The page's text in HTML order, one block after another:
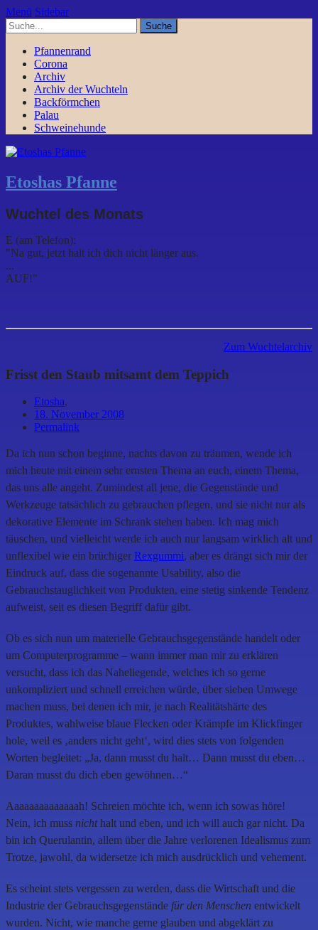
Menü Sidebar
Pfannenrand
Corona
Archiv
Archiv der Wuchteln
Backförmchen
Palau
Schweinehunde
Etoshas Pfanne
Wuchtel des Monats
E (am Telefon):
"Na gut, jetzt halt ich dich nicht länger aus.
...
AUF!"
Zum Wuchtelarchiv
Frisst den Staub mitsamt dem Teppich
Etosha,
18. November 2008
Permalink
Da ich nun schon beginne, nachts davon zu träumen, wende ich
mich heute mit einem sehr ernsten Thema an euch, einem Thema,
das uns alle angeht. Zumindest all jene, die Gegenstände und
Werkzeuge tatsächlich zu gebrauchen pflegen, und sie nicht nur als
dekorative Elemente im Schrank stehen haben. Ich mag mich
täuschen, und vielleicht werde ich auch nur langsam wirklich alt und
unflexibel wie ein brüchiger Rexgummi, aber es drängt sich mir der
Eindruck auf, dass die sogenannte Usability, also die
Gebrauchstauglichkeit von Produkten, eine stetig sinkende Tendenz
aufweist, seit es diesen Begriff dafür gibt.
Ob es sich nun um materielle Gebrauchsgegenstände handelt oder
um Computerprogramme – wann immer man mir zu erklären
versucht, dass ich das Naheliegende, welches ich so gerne
unkompliziert und schnell erreichen würde, über sieben Umwege
machen muss, bei denen ich mir, je nach Realitätshärte des
Produktes, wahlweise blaue Flecken oder Krämpfe im Klickfinger
hole, weil es ‚anders nicht geht‘, wird dies stets von folgenden
Worten begleitet: „Ja, dann musst du halt… Dann musst du eben…
Daran musst du dich eben gewöhnen…“
Aaaaaaaaaaaaaah! Schreien möchte ich, wenn ich sowas höre!
Nein, ich muss nichthalt und eben, und ich will auch gar nicht. Da
bin ich Querulantin, allem über die Jahre verlorenen Idealismus zum
Trotze, jawohl, da widersetze ich mich ausdrücklich und vehement.
Es scheint stets vergessen zu werden, dass die Wirtschaft und die
Industrie der Gebrauchsgegenstände für den Menschen entwickelt
wurden. Nicht, wie manche gerne glauben und abgeklärt zu